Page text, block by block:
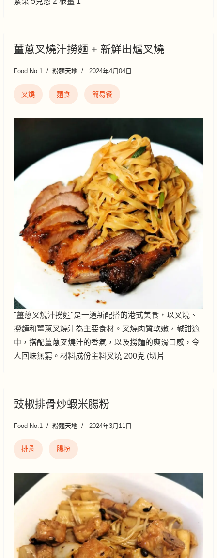
薑蔥叉燒汁撈麵 + 新鮮出爐叉燒
Food No.1 粉麵天地 2024年4月04日
叉燒 麵食 簡易餐
"薑蔥叉燒汁撈麵"是一道新配搭的港式美食，以叉燒、
撈麵和薑蔥叉燒汁為主要食材。叉燒肉質軟嫩，鹹甜適
中，搭配薑蔥叉燒汁的香氣，以及撈麵的爽滑口感，令
人回味無窮。材料成份主料叉燒 200克 (切片
豉椒排骨炒蝦米腸粉
Food No.1 粉麵天地 2024年3月11日
排骨 腸粉